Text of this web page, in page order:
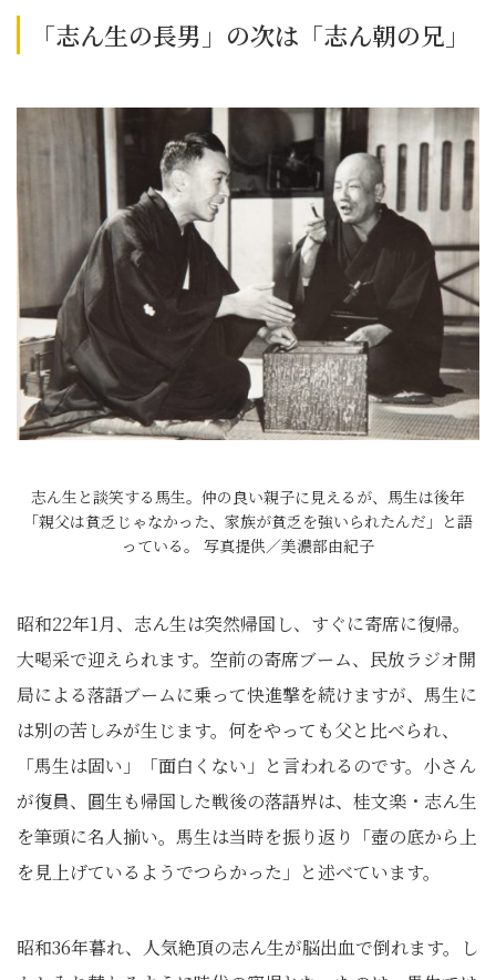
「志ん生の長男」の次は「志ん朝の兄」
志ん生と談笑する馬生。仲の良い親子に見えるが、馬生は後年
「親父は貧乏じゃなかった、家族が貧乏を強いられたんだ」と語
っている。 写真提供／美濃部由紀子
昭和22年1月、志ん生は突然帰国し、すぐに寄席に復帰。
大喝采で迎えられます。空前の寄席ブーム、民放ラジオ開
局による落語ブームに乗って快進撃を続けますが、馬生に
は別の苦しみが生じます。何をやっても父と比べられ、
「馬生は固い」「面白くない」と言われるのです。小さん
が復員、圓生も帰国した戦後の落語界は、桂文楽・志ん生
を筆頭に名人揃い。馬生は当時を振り返り「壺の底から上
を見上げているようでつらかった」と述べています。
昭和36年暮れ、人気絶頂の志ん生が脳出血で倒れます。し